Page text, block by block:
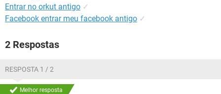
Entrar no orkut antigo ✓
Facebook entrar meu facebook antigo ✓
2 Respostas
RESPOSTA 1 / 2
Melhor resposta